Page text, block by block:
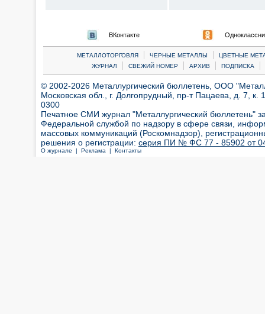
ВКонтакте
МЕТАЛЛОТОРГОВЛЯ | ЧЕРНЫЕ МЕТАЛЛЫ |
ЦВЕТНЫЕ
ЖУРНАЛ
| СВЕЖИЙ НОМЕР | АРХИВ | ПОДПИСКА |
© 2002-2026 Металлургический бюллетень, ООО
Московская обл., г. Долгопрудный, пр-т Пацаева, д. 7,
0300
Печатное СМИ журнал "Металлургический бюллетень"
Федеральной службой по надзору в сфере связи,
массовых коммуникаций (Роскомнадзор),
решения о регистрации: серия ПИ № ФС 77 - 85902 от 04
О журнале | Реклама | Контакты